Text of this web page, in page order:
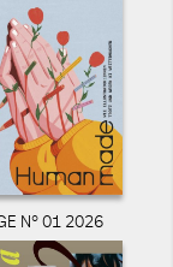
N° 01 2026